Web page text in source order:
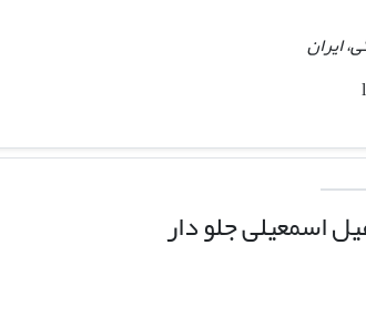
ایران
اسمعیلی جلو دار